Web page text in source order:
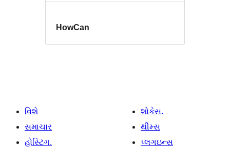
HowCan
વિશે
સમાચાર
હોસ્ટિંગ.
શોકેસ.
થીમ્સ
પ્લગઇન્સ